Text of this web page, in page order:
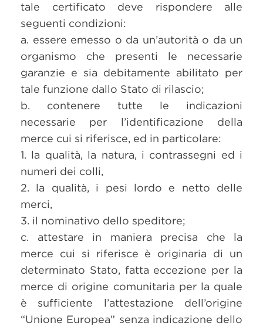
tale certificato deve rispondere alle
seguenti condizioni:
a. essere emesso o da un’autorità o da un
organismo che presenti le necessarie
garanzie e sia debitamente abilitato per
tale funzione dallo Stato di rilascio;
b. contenere tutte le indicazioni
necessarie per l’identificazione della
merce cui si riferisce, ed in particolare:
1. la qualità, la natura, i contrassegni ed i
numeri dei colli,
2. la qualità, i pesi lordo e netto delle
merci,
3. il nominativo dello speditore;
c. attestare in maniera precisa che la
merce cui si riferisce è originaria di un
determinato Stato, fatta eccezione per la
merce di origine comunitaria per la quale
è sufficiente l’attestazione dell’origine
“Unione Europea” senza indicazione dello